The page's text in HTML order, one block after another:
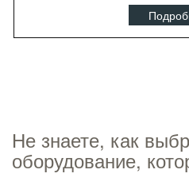
Не знаете, как
оборудование,